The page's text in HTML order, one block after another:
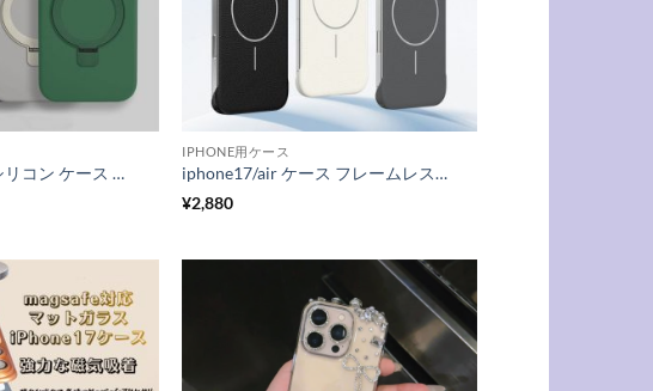
iphone17/17pro シリコン ケース iphone17promax ケース スタンド付き MagSafe 対応 ケース iphone16pro/16promax ケース 衝撃 に 強い スマホケース 指紋防止 マット加工 iphone16/15/14 ケース 柔らかい
IPHONE用ケース
iphone17/air ケース フレームレス マグセーフケース iphone17pro/16pro ケース 薄い 軽い スマホケース 放熱 iphone15/14 ケース 指紋 防止
¥2,880